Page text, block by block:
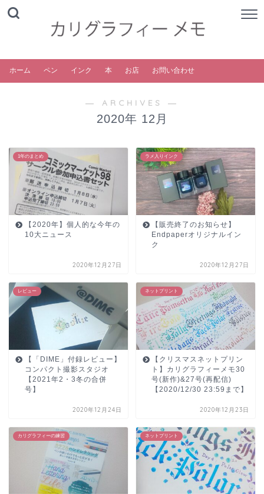
ホーム ペン インク 本 お店 お問い合わせ
― ARCHIVES ―
2020年 12月
1年のまとめ
【2020年】個人的な今年の
10大ニュース
2020年12月27日
ラメ入りインク
【販売終了のお知らせ】
Endpaperオリジナルイン
ク
2020年12月27日
レビュー
【「DIME」付録レビュー】
コンパクト撮影スタジオ
【2021年2・3冬の合併
号】
2020年12月24日
ネットプリント
【クリスマスネットプリン
ト】カリグラフィーメモ30
号(新作)&27号(再配信)
【2020/12/30 23:59まで】
2020年12月23日
カリグラフィーの練習 ネットプリント